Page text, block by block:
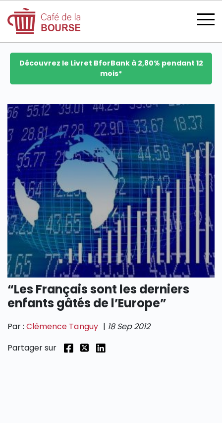
se connecter
devenir membre
CATÉGORIES
SECTIONS
Découvrez le Livret BforBank à 2,80% pendant 12
mois*
“Les Français sont les derniers
enfants gâtés de l’Europe”
Par :Clémence Tanguy | 18 Sep 2012
Partager sur